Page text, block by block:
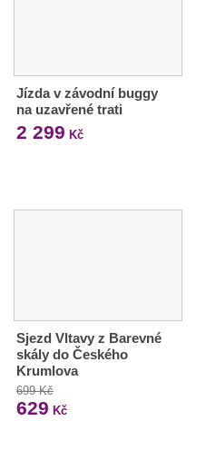
Jízda v závodní buggy
na uzavřené trati
2 299 Kč
Sjezd Vltavy z Barevné
skály do Českého
Krumlova
699 Kč
629 Kč